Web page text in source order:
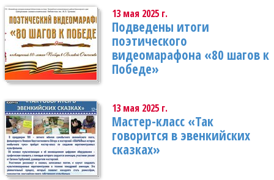
13 мая 2025 г.
Подведены итоги
поэтического
видеомарафона «80 шагов к
Победе»
13 мая 2025 г.
Мастер-класс «Так
говорится в эвенкийских
сказках»